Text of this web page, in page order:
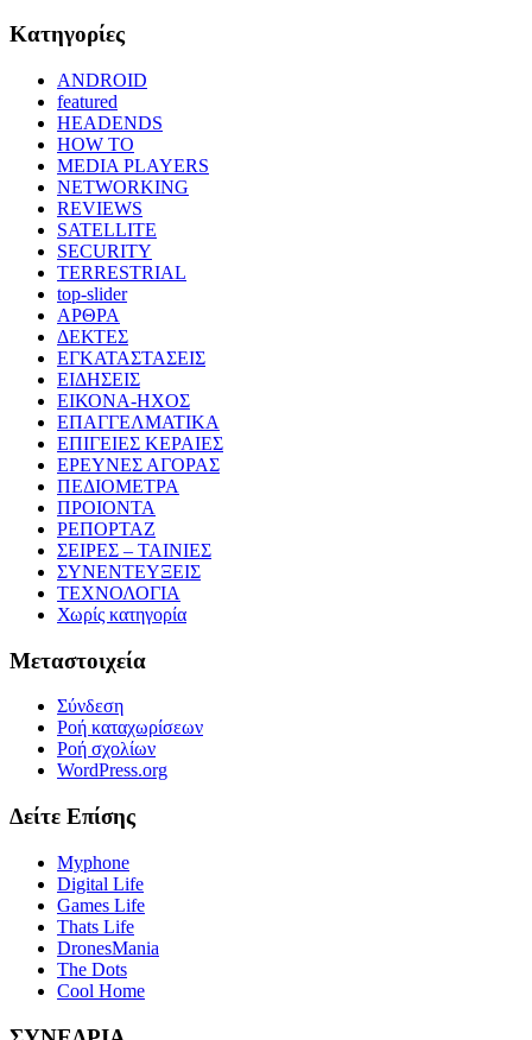
Kατηγορίες
ANDROID
featured
HEADENDS
HOW TO
MEDIA PLAYERS
NETWORKING
REVIEWS
SATELLITE
SECURITY
TERRESTRIAL
top-slider
ΑΡΘΡΑ
ΔΕΚΤΕΣ
ΕΓΚΑΤΑΣΤΑΣΕΙΣ
ΕΙΔΗΣΕΙΣ
ΕΙΚΟΝΑ-ΗΧΟΣ
ΕΠΑΓΓΕΛΜΑΤΙΚΑ
ΕΠΙΓΕΙΕΣ ΚΕΡΑΙΕΣ
ΕΡΕΥΝΕΣ ΑΓΟΡΑΣ
ΠΕΔΙΟΜΕΤΡΑ
ΠΡΟΙΟΝΤΑ
ΡΕΠΟΡΤΑΖ
ΣΕΙΡΕΣ – ΤΑΙΝΙΕΣ
ΣΥΝΕΝΤΕΥΞΕΙΣ
ΤΕΧΝΟΛΟΓΙΑ
Χωρίς κατηγορία
Μεταστοιχεία
Σύνδεση
Ροή καταχωρίσεων
Ροή σχολίων
WordPress.org
Δείτε Επίσης
Myphone
Digital Life
Games Life
Thats Life
DronesMania
The Dots
Cool Home